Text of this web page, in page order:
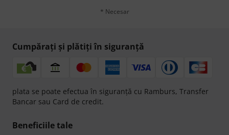
* Necesar
Cumpărați și plătiți în siguranță
plata se poate efectua în siguranță cu Ramburs, Transfer
Bancar sau Card de credit.
Beneficiile tale